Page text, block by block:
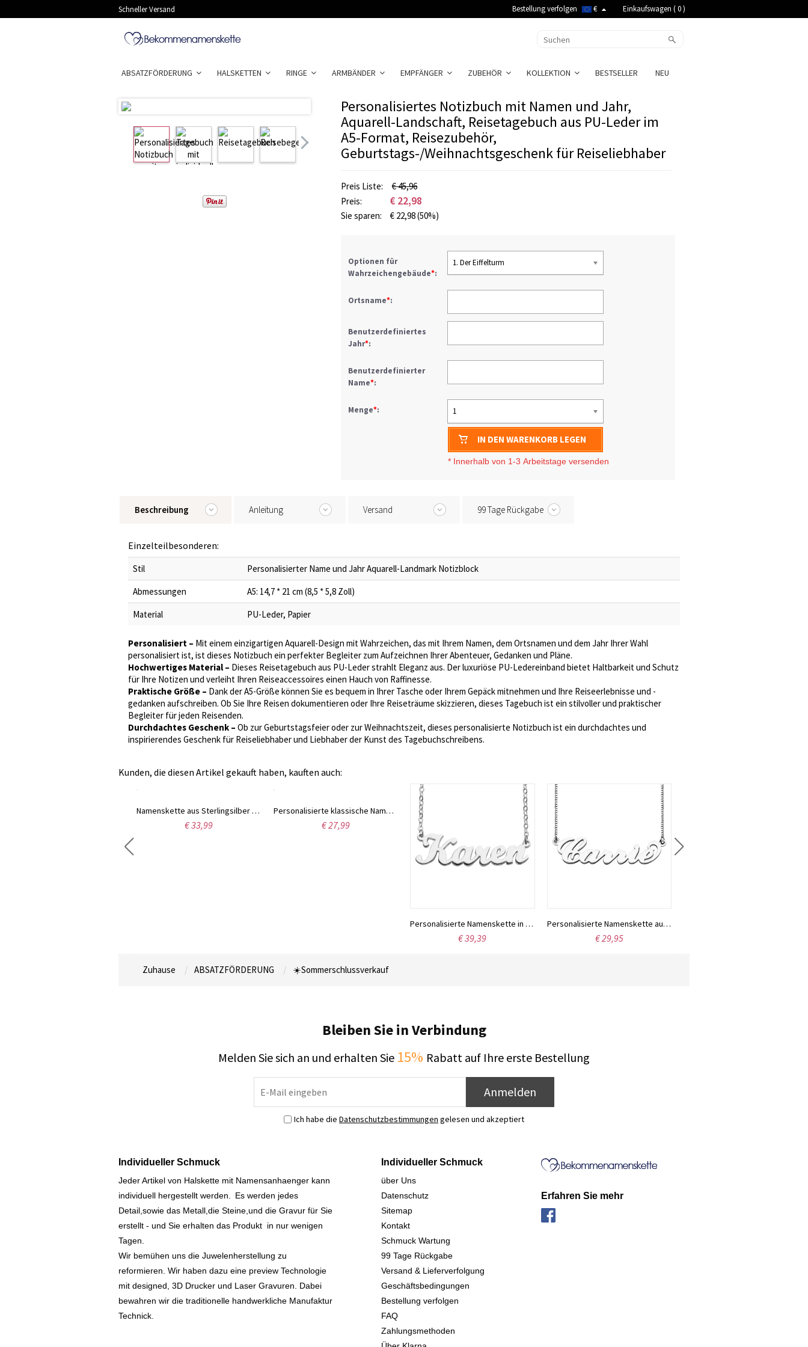
Schneller Versand Bestellung verfolgen € Einkaufswagen (0)
ABSATZFÖRDERUNG HALSKETTEN RINGE ARMBÄNDER EMPFÄNGER ZUBEHÖR KOLLEKTION BESTSELLER NEU
Personalisiertes Notizbuch mit Namen und Jahr,
Aquarell-Landschaft, Reisetagebuch aus PU-Leder im
A5-Format, Reisezubehör,
Geburtstags-/Weihnachtsgeschenk für Reiseliebhaber
Preis Liste:
€ 45,96
Preis:
€ 22,98
Sie sparen: € 22,98(50%)
Optionen für
Wahrzeichengebäude*:
1. Der Eiffelturm
Ortsname*:
Benutzerdefiniertes
Jahr*:
Benutzerdefinierter
Name*:
Menge*: 1
IN DEN WARENKORB LEGEN
* Innerhalb von 1-3 Arbeitstage versenden
Beschreibung Anleitung Versand 99 Tage Rückgabe
Einzelteilbesonderen:
Stil
Personalisierter Name und Jahr Aquarell-Landmark Notizblock
Abmessungen
A5: 14,7 * 21 cm (8,5 * 5,8 Zoll)
Material
PU-Leder, Papier
Personalisiert – Mit einem einzigartigen Aquarell-Design mit Wahrzeichen, das mit Ihrem Namen, dem Ortsnamen und dem Jahr Ihrer Wahl
personalisiert ist, ist dieses Notizbuch ein perfekter Begleiter zum Aufzeichnen Ihrer Abenteuer, Gedanken und Pläne.
Hochwertiges Material – Dieses Reisetagebuch aus PU-Leder strahlt Eleganz aus. Der luxuriöse PU-Ledereinband bietet Haltbarkeit und Schutz
für Ihre Notizen und verleiht Ihren Reiseaccessoires einen Hauch von Raffinesse.
Praktische Größe – Dank der A5-Größe können Sie es bequem in Ihrer Tasche oder Ihrem Gepäck mitnehmen und Ihre Reiseerlebnisse und -
gedanken aufschreiben. Ob Sie Ihre Reisen dokumentieren oder Ihre Reiseträume skizzieren, dieses Tagebuch ist ein stilvoller und praktischer
Begleiter für jeden Reisenden.
Durchdachtes Geschenk – Ob zur Geburtstagsfeier oder zur Weihnachtszeit, dieses personalisierte Notizbuch ist ein durchdachtes und
inspirierendes Geschenk für Reiseliebhaber und Liebhaber der Kunst des Tagebuchschreibens.
Kunden, die diesen Artikel gekauft haben, kauften auch:
Namenskette aus Sterlingsilber im Sienna-Stil
€ 33,99
Personalisierte klassische Namenskette in Silber
€ 27,99
Personalisierte Namenskette in Schreibschrift, Sterlingsilber
€ 39,39
Personalisierte Namenskette aus 925er Sterlingsilber – das perfekte Geschenk zum Valentinstag, Jahrestag oder Geburtstag für Sie.
€ 29,95
Zuhause ABSATZFÖRDERUNG ☀️Sommerschlussverkauf
Bleiben Sie in Verbindung
Melden Sie sich an und erhalten Sie 15% Rabatt auf Ihre erste Bestellung
Anmelden
Ich habe die Datenschutzbestimmungen gelesen und akzeptiert
Individueller Schmuck
Jeder Artikel von Halskette mit Namensanhaenger kann
individuell hergestellt werden.
Es werden jedes
Detail,sowie das Metall,die Steine,und die Gravur für Sie
erstellt - und Sie erhalten das Produkt in nur wenigen
Tagen.
Wir bemühen uns die Juwelenherstellung zu
reformieren. Wir haben dazu eine preview Technologie
mit designed, 3D Drucker und Laser Gravuren. Dabei
bewahren wir die traditionelle handwerkliche Manufaktur
Technick.
Individueller Schmuck
über Uns
Datenschutz
Sitemap
Kontakt
Schmuck Wartung
99 Tage Rückgabe
Versand & Lieferverfolgung
Geschäftsbedingungen
Bestellung verfolgen
FAQ
Zahlungsmethoden
Erfahren Sie mehr